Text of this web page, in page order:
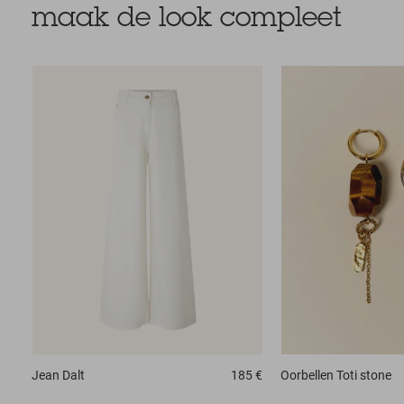
maak de look compleet
Jean Dalt 185 € Oorbellen Toti stone